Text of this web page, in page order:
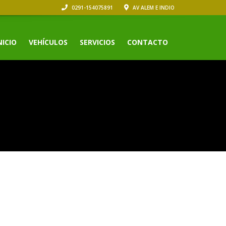
0291-154075891 AV ALEM E INDIO
VEHÍCULOS SERVICIOS CONTACTO